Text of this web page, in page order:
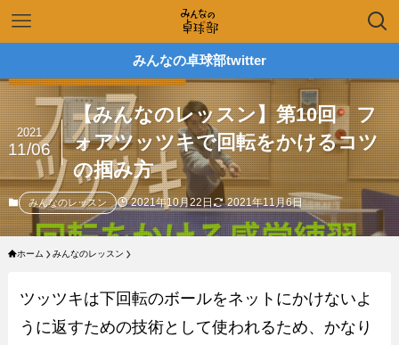
みんなの卓球部twitter
【みんなのレッスン】第10回 フ
ォアツッツキで回転をかけるコツ
の掴み方
2021
11/06
みんなのレッスン 2021年10月22日 2021年11月6日
ホーム みんなのレッスン
ツッツキは下回転のボールをネットにかけないよ
うに返すための技術として使われるため、かなり